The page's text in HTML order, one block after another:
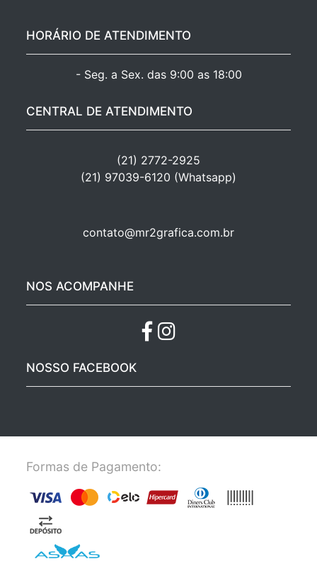
HORÁRIO DE ATENDIMENTO
- Seg. a Sex. das 9:00 as 18:00
CENTRAL DE ATENDIMENTO
(21) 2772-2925
(21) 97039-6120 (Whatsapp)
contato@mr2grafica.com.br
NOS ACOMPANHE
NOSSO FACEBOOK
Formas de Pagamento: